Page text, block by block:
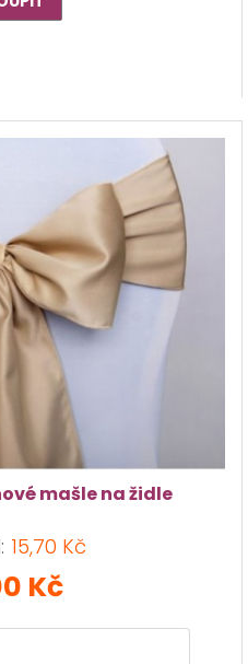
mašle na židle
15,70 Kč
Kč